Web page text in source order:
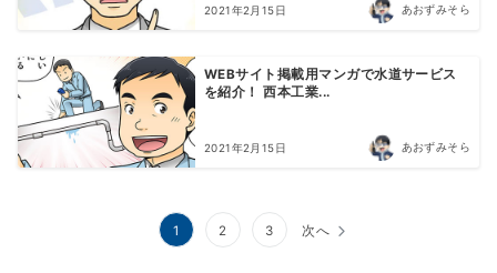
2021年2月15日 あおずみそら
WEBサイト掲載用マンガで水道サービス
を紹介！ 西本工業...
2021年2月15日 あおずみそら
1 2 3 次へ